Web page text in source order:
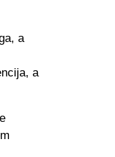
a
a